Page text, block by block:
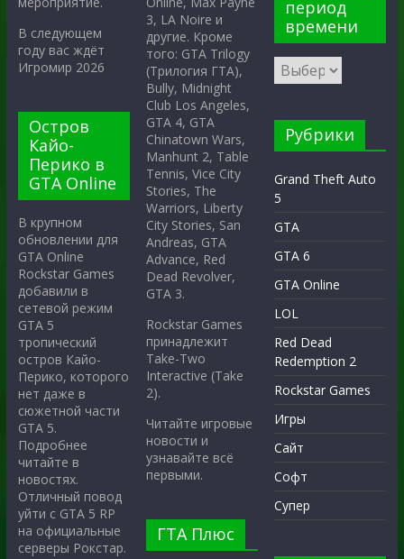
В следующем
году вас ждёт
Игромир 2026
Остров
Кайо-
Перико в
GTA Online
В крупном
обновлении для
GTA Online
Rockstar Games
добавили в
сетевой режим
GTA 5
тропический
остров Кайо-
Перико, которого
нет даже в
сюжетной части
GTA 5.
Подробнее
читайте в
новостях.
Отличный повод
уйти с GTA 5 RP
на официальные
серверы Рокстар.
3, LA Noire и
другие. Кроме
того: GTA Trilogy
(Трилогия ГТА),
Bully, Midnight
Club Los Angeles,
GTA 4, GTA
Chinatown Wars,
Manhunt 2, Table
Tennis, Vice City
Stories, The
Warriors, Liberty
City Stories, San
Andreas, GTA
Advance, Red
Dead Revolver,
GTA 3.
Rockstar Games
принадлежит
Take-Two
Interactive (Take
2).
Читайте игровые
новости и
узнавайте всё
первыми.
ГТА Плюс
период
времени
Рубрики
Grand Theft Auto
5
GTA
GTA 6
GTA Online
LOL
Red Dead
Redemption 2
Rockstar Games
Игры
Сайт
Софт
Супер